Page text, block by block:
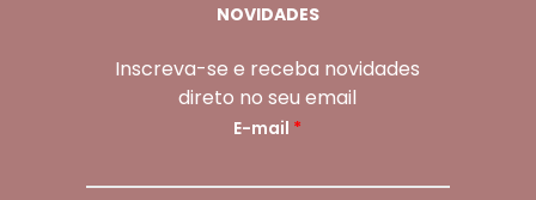
NOVIDADES
Inscreva-se e receba novidades
direto no seu email
E-mail *